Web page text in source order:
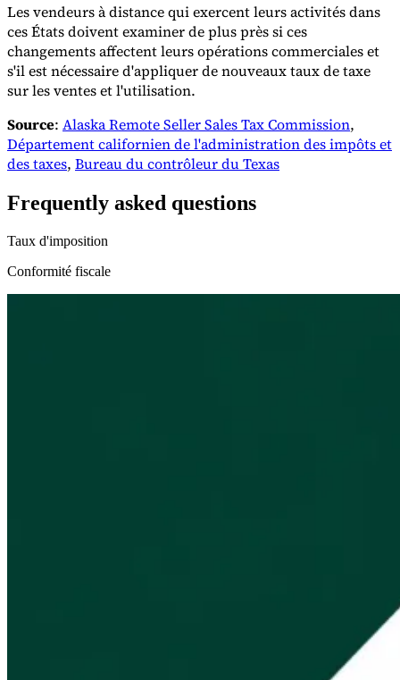
Les vendeurs à distance qui exercent leurs activités dans
ces États doivent examiner de plus près si ces
changements affectent leurs opérations commerciales et
s'il est nécessaire d'appliquer de nouveaux taux de taxe
sur les ventes et l'utilisation.
Source: Alaska Remote Seller Sales Tax Commission,
Département californien de l'administration des impôts et
des taxes, Bureau du contrôleur du Texas
Frequently asked questions
Taux d'imposition
Conformité fiscale